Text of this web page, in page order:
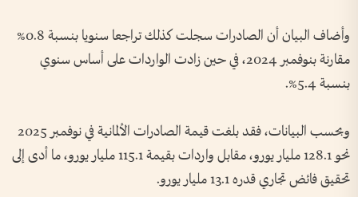
وأضاف البيان أن الصادرات سجلت كذلك تراجعا سنويا بنسبة 0.8%
مقارنة بنوفمبر 2024، في حين زادت الواردات على أساس سنوي
بنسبة 5.4%.
وبحسب البيانات، فقد بلغت قيمة الصادرات الألمانية في نوفمبر 2025
نحو 128.1 مليار يورو، مقابل واردات بقيمة 115.1 مليار يورو، ما أدى إلى
تحقيق فائض تجاري قدره 13.1 مليار يورو.